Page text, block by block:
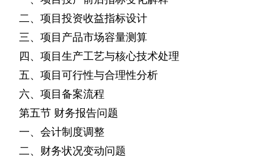
二、项目投资收益指标设计
三、项目产品市场容量测算
四、项目生产工艺与核心技术处理
五、项目可行性与合理性分析
六、项目备案流程
第五节 财务报告问题
一、会计制度调整
二、财务状况变动问题